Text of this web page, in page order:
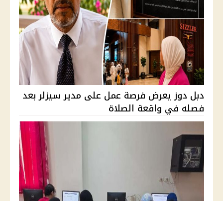
دبل دوز يعرض فرصة عمل على مدير سيزلر بعد
فصله في واقعة الصلاة